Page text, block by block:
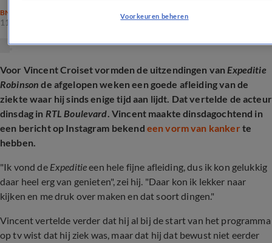
BN'ERS
11 nov 2025, 20:29
Voor Vincent Croiset vormden de uitzendingen vanExpeditie
Robinson de afgelopen weken een goede afleiding van de
ziekte waar hij sinds enige tijd aan lijdt. Dat vertelde de acteur
dinsdag in RTL Boulevard. Vincent maakte dinsdagochtend in
een bericht op Instagram bekend een vorm van kanker te
hebben.
"Ik vond de Expeditieeen hele fijne afleiding, dus ik kon gelukkig
daar heel erg van genieten", zei hij. "Daar kon ik lekker naar
kijken en me druk over maken en dat soort dingen."
Vincent vertelde verder dat hij al bij de start van het programma
op tv wist dat hij ziek was, maar dat hij dat bewust niet eerder
Voorkeuren beheren